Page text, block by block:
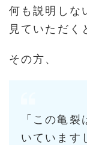
何も説明しな
見ていただく
その方、
「この亀
いています